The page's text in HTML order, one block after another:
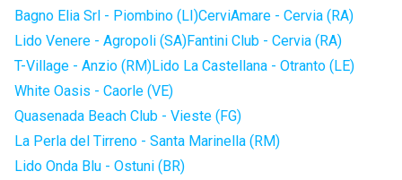
Bagno Elia Srl - Piombino (LI)CerviAmare - Cervia (RA)
Lido Venere - Agropoli (SA)Fantini Club - Cervia (RA)
T-Village - Anzio (RM)Lido La Castellana - Otranto (LE)
White Oasis - Caorle (VE)
Quasenada Beach Club - Vieste (FG)
La Perla del Tirreno - Santa Marinella (RM)
Lido Onda Blu - Ostuni (BR)